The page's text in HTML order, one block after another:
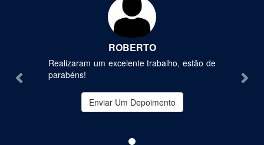
ROBERTO
Realizaram um excelente trabalho, estão de
parabéns!
Enviar Um Depoimento